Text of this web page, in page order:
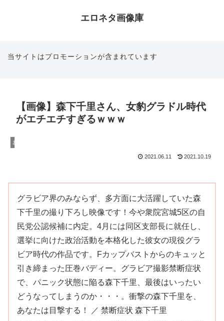
エロネタ画像庫
当サイトはプロモーションが含まれています
【画像】森下千里さん、女豹グラドル時代
がエチエチすぎるｗｗｗ
おっぱい
2021.06.11 2021.10.19
グラビア界のみならず、多方面に大活躍していた森
下千里の撮り下ろし映像です！今や衆院宮城5区の自
民党公認候補に内定。4月には同区支部長に就任し、
選挙に向けた政治活動を本格化した彼女の現役グラ
ビア時代の作品です。Fカップバストからのキュッと
引き締まった圧巻バディー。グラビア撮影禁断症状
で、パニック状態に陥る森下千里、最後はいったい
どうなってしまうのか・・・。衝撃の森下千里を、
あなたは目撃する！ ／ 禁断症状 森下千里